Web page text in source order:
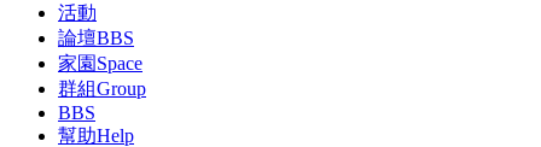
活動
論壇BBS
家園 Space
群組Group
BBS
幫助Help